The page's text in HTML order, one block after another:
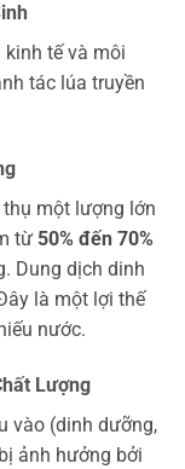
tế và môi
tác lúa truyền
một lượng lớn
từ 50% đến 70%
Dung dịch dinh
là một lợi thế
nước.
Lượng
vào (dinh dưỡng,
ảnh hưởng bởi